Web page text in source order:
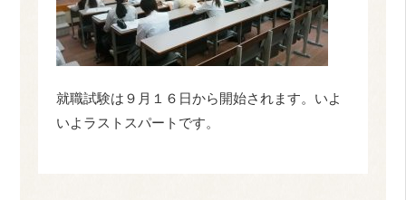
就職試験は９月１６日から開始されます。いよ
いよラストスパートです。